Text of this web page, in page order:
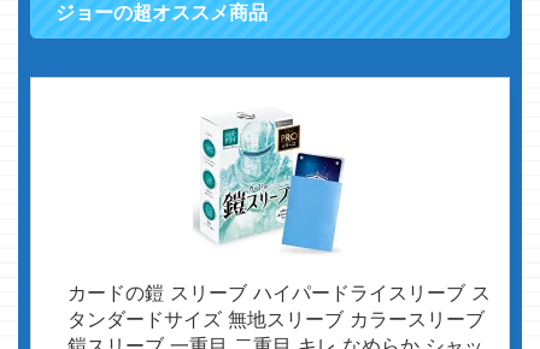
ジョーの超オススメ商品
カードの鎧 スリーブ ハイパードライスリーブ ス
タンダードサイズ 無地スリーブ カラースリーブ